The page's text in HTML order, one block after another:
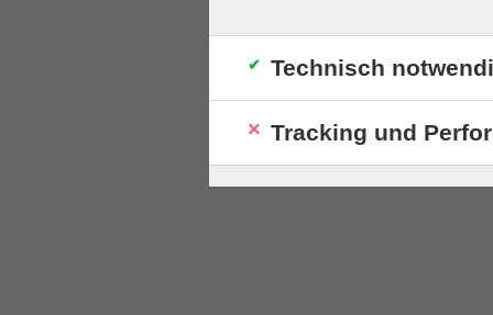
Technisch
Tracking und